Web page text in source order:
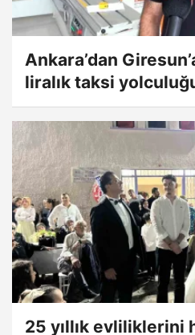
Ankara’dan
liralık taksi
25 yıllık evliliklerini